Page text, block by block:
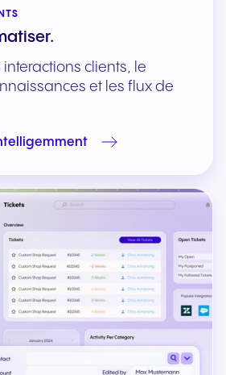
clients, le
et les flux de